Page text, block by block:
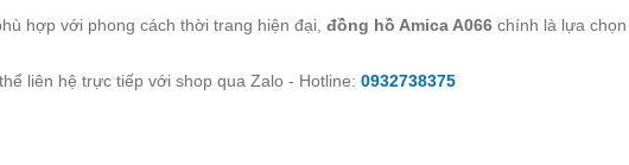
hợp với phong cách thời trang hiện đại, đồng hồ Amica A066 chính là lựa
liên hệ trực tiếp với shop qua Zalo - Hotline: 0932738375